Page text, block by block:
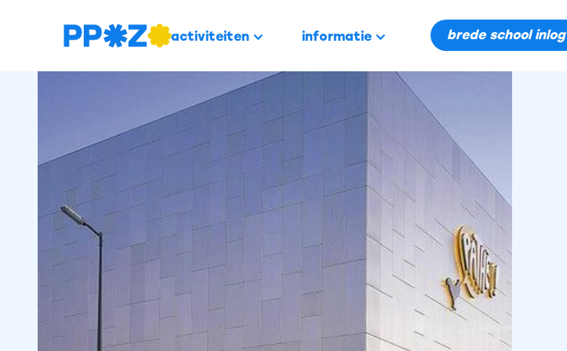
activiteiten informatie brede school inlog
13 maart -
Zuidoost Special